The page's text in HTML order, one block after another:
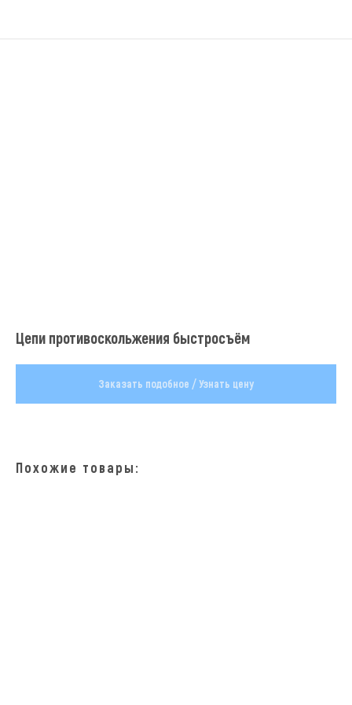
Цепи противоскольжения быстросъём
Заказать подобное / Узнать цену
Похожие товары: